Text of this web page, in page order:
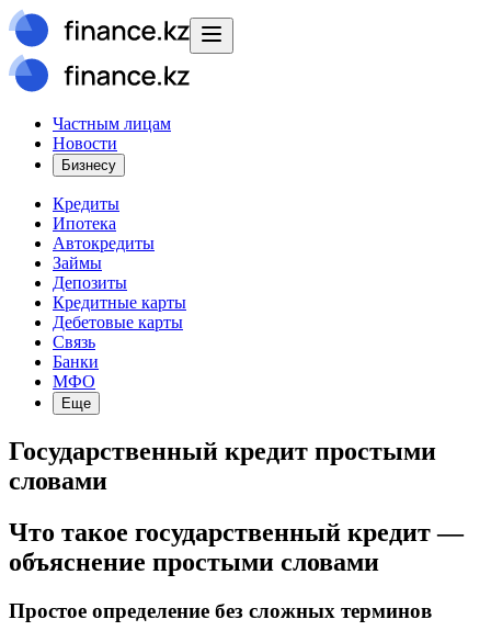
Частным лицам
Новости
Бизнесу
Кредиты
Ипотека
Автокредиты
Займы
Депозиты
Кредитные карты
Дебетовые карты
Связь
Банки
МФО
Еще
Государственный кредит простыми
словами
Что такое государственный кредит —
объяснение простыми словами
Простое определение без сложных терминов